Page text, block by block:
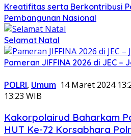
Kreatifitas serta Berkontribusi
Pembangunan Nasional
Selamat Natal
Pameran JIFFINA 2026 di JEC –
POLRI, Umum 14 Maret 2024
13:23 WIB
Kakorpolairud Baharkam
HUT Ke-72 Korsabhara